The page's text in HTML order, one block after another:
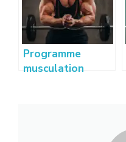
Programme
musculation